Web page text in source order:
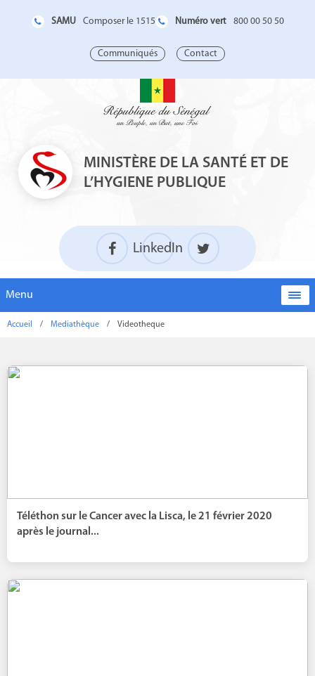
SAMU Composer le 1515 Numéro vert 800 00 50 50
Communiqués Contact
MINISTÈRE DE LA SANTÉ ET DE
L’HYGIENE PUBLIQUE
LinkedIn
Menu
Accueil / Mediathèque / Videotheque
Téléthon sur le Cancer avec la Lisca, le 21 février 2020
après le journal...